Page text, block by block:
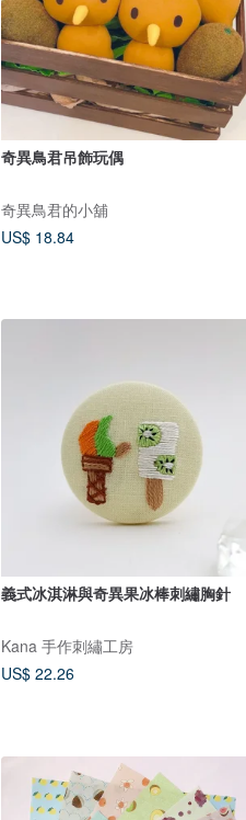
奇異鳥君吊飾玩偶
奇異鳥君的小舖
US$ 18.84
義式冰淇淋與奇異果冰棒刺繡胸針
Kana 手作刺繡工房
US$ 22.26